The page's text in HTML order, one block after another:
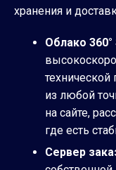
хранения и
Облако 360°
из любой
на сайте,
где есть
Сервер